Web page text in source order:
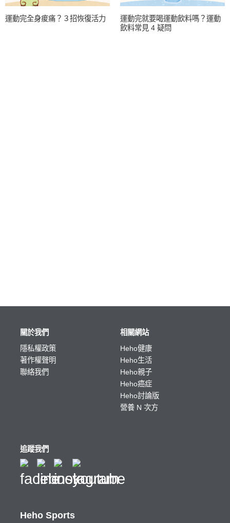
運動完全身痠痛？３招恢復活力
運動完就要喝運動飲料嗎？運動
飲料常見 4 疑問
Heho Sports
關於我們
隱私權政策
著作權聲明
聯絡我們
相關網站
Heho健康
Heho生活
Heho親子
Heho癌症
Heho討論版
營養 N 次方
追蹤我們